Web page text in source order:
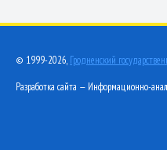
© 1999-2026, Гродненский
Разработка сайта — Информационно-